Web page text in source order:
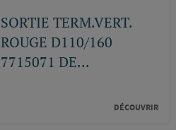
SORTIE TERM.VERT.
ROUGE D110/160
7715071 DE...
DÉCOUVRIR